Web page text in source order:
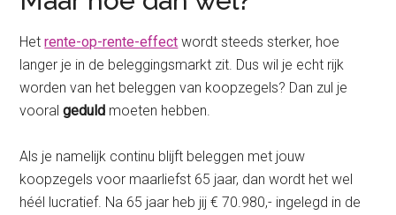
Hetrente-op-rente-effect wordt steeds sterker, hoe
langer je in de beleggingsmarkt zit. Dus wil je echt rijk
worden van het beleggen van koopzegels? Dan zul je
vooralgeduld moeten hebben.
Als je namelijk continu blijft beleggen met jouw
koopzegels voor maarliefst 65 jaar, dan wordt het wel
héél lucratief. Na 65 jaar heb jij € 70.980,- ingelegd in de